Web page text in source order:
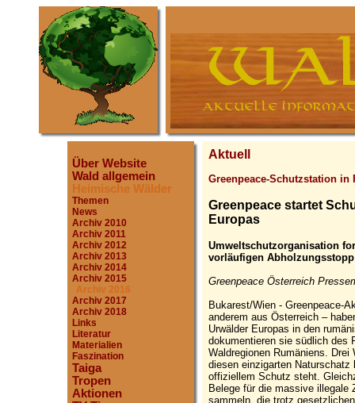
Über Website
Wald allgemein
Heimische Wälder
Themen
News
Archiv 2010
Archiv 2011
Archiv 2012
Archiv 2013
Archiv 2014
Archiv 2015
Archiv 2016
Archiv 2017
Archiv 2018
Links
Literatur
Materialien
Faszination
Taiga
Tropen
Aktionen
Aktuell
Greenpeace-Schutzstation in
Greenpeace startet
Europas
Umweltschutzorganisation
vorläufigen Abholzungsstopp
Greenpeace Österreich
Bukarest/Wien - Greenpeace-
anderem aus Österreich –
Urwälder Europas in den
dokumentieren sie südlich des
Waldregionen Rumäniens.
diesen einzigarten
offiziellem Schutz steht.
Belege für die massive illegale
sammeln, die trotz